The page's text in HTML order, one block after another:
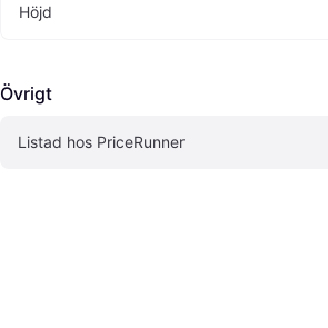
Höjd
Övrigt
Listad hos PriceRunner